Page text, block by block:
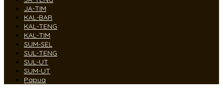
JA-TIM
KAL-BAR
KAL-TENG
KAL-TIM
SUM-SEL
SUL-TENG
SUL-UT
SUM-UT
Papua